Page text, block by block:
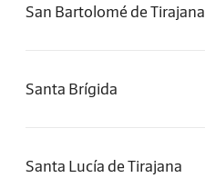
San Bartolomé de Tirajana
Santa Brígida
Santa Lucía de Tirajana